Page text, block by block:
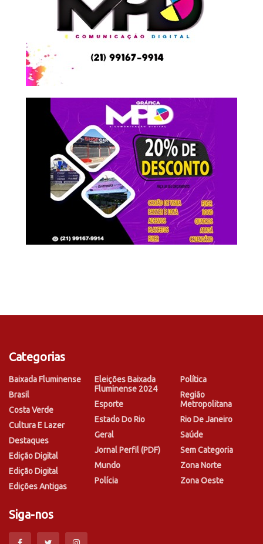
Categorias
Baixada Fluminense
Brasil
Costa Verde
Cultura E Lazer
Destaques
Edição Digital
Edição Digital
Edições Antigas
Eleições Baixada
Fluminense 2024
Esporte
Estado Do Rio
Geral
Jornal Perfil (PDF)
Mundo
Polícia
Política
Região
Metropolitana
Rio De Janeiro
Saúde
Sem Categoria
Zona Norte
Zona Oeste
Siga-nos